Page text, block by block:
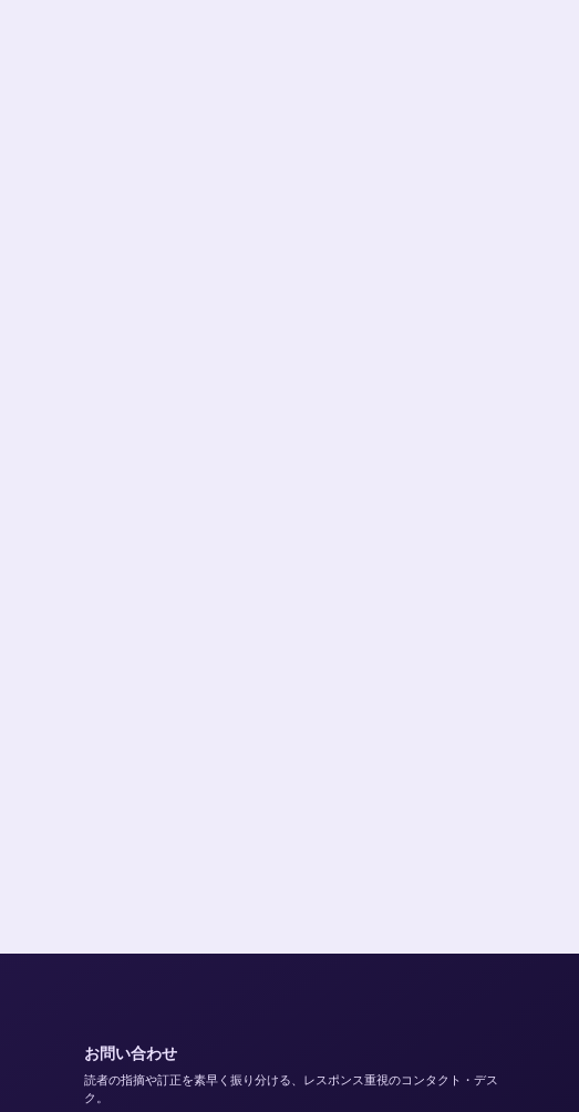
お問い合わせ
読者の指摘や訂正を素早く振り分ける、レスポンス重視のコンタクト・デス
ク。